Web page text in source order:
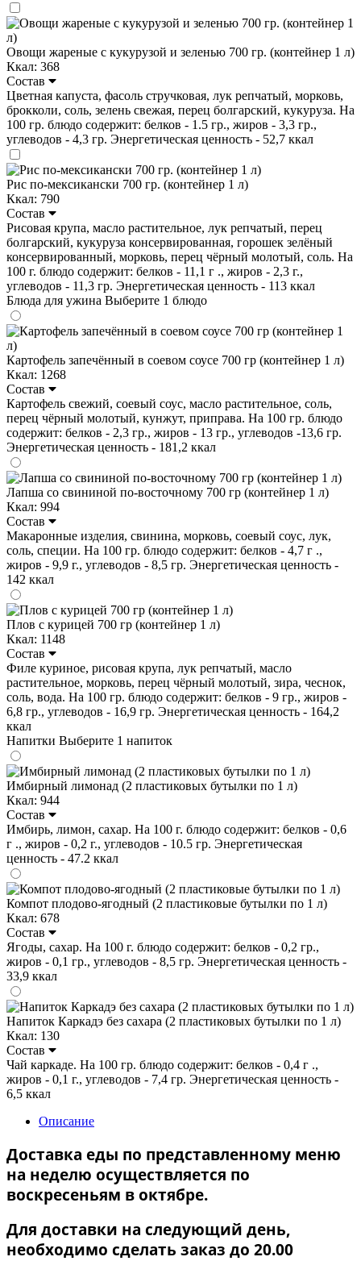
Овощи жареные с кукурузой и зеленью 700 гр. (контейнер 1 л)
Ккал: 368
Состав
Цветная капуста, фасоль стручковая, лук репчатый, морковь,
брокколи, соль, зелень свежая, перец болгарский, кукуруза. На
100 гр. блюдо содержит: белков - 1.5 гр., жиров - 3,3 гр.,
углеводов - 4,3 гр. Энергетическая ценность - 52,7 ккал
Рис по-мексикански 700 гр. (контейнер 1 л)
Ккал: 790
Состав
Рисовая крупа, масло растительное, лук репчатый, перец
болгарский, кукуруза консервированная, горошек зелёный
консервированный, морковь, перец чёрный молотый, соль. На
100 г. блюдо содержит: белков - 11,1 г ., жиров - 2,3 г.,
углеводов - 11,3 гр. Энергетическая ценность - 113 ккал
Блюда для ужина Выберите 1 блюдо
Картофель запечённый в соевом соусе 700 гр (контейнер 1 л)
Ккал: 1268
Состав
Картофель свежий, соевый соус, масло растительное, соль,
перец чёрный молотый, кунжут, приправа. На 100 гр. блюдо
содержит: белков - 2,3 гр., жиров - 13 гр., углеводов -13,6 гр.
Энергетическая ценность - 181,2 ккал
Лапша со свининой по-восточному 700 гр (контейнер 1 л)
Ккал: 994
Состав
Макаронные изделия, свинина, морковь, соевый соус, лук,
соль, специи. На 100 гр. блюдо содержит: белков - 4,7 г .,
жиров - 9,9 г., углеводов - 8,5 гр. Энергетическая ценность -
142 ккал
Плов с курицей 700 гр (контейнер 1 л)
Ккал: 1148
Состав
Филе куриное, рисовая крупа, лук репчатый, масло
растительное, морковь, перец чёрный молотый, зира, чеснок,
соль, вода. На 100 гр. блюдо содержит: белков - 9 гр., жиров -
6,8 гр., углеводов - 16,9 гр. Энергетическая ценность - 164,2
ккал
Напитки Выберите 1 напиток
Имбирный лимонад (2 пластиковых бутылки по 1 л)
Ккал: 944
Состав
Имбирь, лимон, сахар. На 100 г. блюдо содержит: белков - 0,6
г ., жиров - 0,2 г., углеводов - 10.5 гр. Энергетическая
ценность - 47.2 ккал
Компот плодово-ягодный (2 пластиковые бутылки по 1 л)
Ккал: 678
Состав
Ягоды, сахар. На 100 г. блюдо содержит: белков - 0,2 гр.,
жиров - 0,1 гр., углеводов - 8,5 гр. Энергетическая ценность -
33,9 ккал
Напиток Каркадэ без сахара (2 пластиковых бутылки по 1 л)
Ккал: 130
Состав
Чай каркаде. На 100 гр. блюдо содержит: белков - 0,4 г .,
жиров - 0,1 г., углеводов - 7,4 гр. Энергетическая ценность -
6,5 ккал
Описание
Доставка еды по представленному меню
на неделю осуществляется по
воскресеньям в октябре.
Для доставки на следующий день,
необходимо сделать заказ до 20.00